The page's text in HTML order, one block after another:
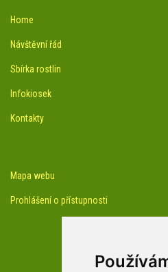
Home
Návštěvní řád
Sbírka rostlin
Infokiosek
Kontakty
Mapa webu
Prohlášení o přístupnosti